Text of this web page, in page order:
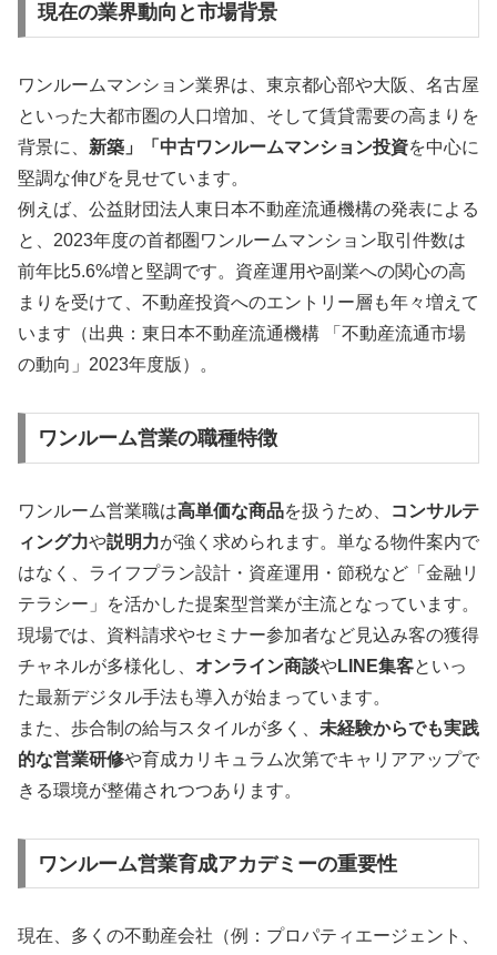
現在の業界動向と市場背景
ワンルームマンション業界は、東京都心部や大阪、名古屋
といった大都市圏の人口増加、そして賃貸需要の高まりを
背景に、 新築」「中古ワンルームマンション投資を中心に
堅調な伸びを見せています。
例えば、公益財団法人東日本不動産流通機構の発表による
と、2023年度の首都圏ワンルームマンション取引件数は
前年比5.6%増と堅調です。資産運用や副業への関心の高
まりを受けて、不動産投資へのエントリー層も年々増えて
います（出典：東日本不動産流通機構 「不動産流通市場
の動向」2023年度版）。
ワンルーム営業の職種特徴
ワンルーム営業職は高単価な商品を扱うため、
コンサルテ
ィング力や説明力が強く求められます。単なる物件案内で
はなく、ライフプラン設計・資産運用・節税など「金融リ
テラシー」を活かした提案型営業が主流となっています。
現場では、資料請求やセミナー参加者など見込み客の獲得
チャネルが多様化し、 オンライン商談やLINE集客といっ
た最新デジタル手法も導入が始まっています。
また、歩合制の給与スタイルが多く、 未経験からでも実践
的な営業研修や育成カリキュラム次第でキャリアアップで
きる環境が整備されつつあります。
ワンルーム営業育成アカデミーの重要性
現在、多くの不動産会社（例：プロパティエージェント、